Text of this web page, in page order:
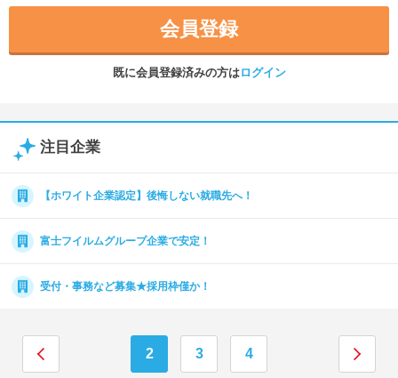
会員登録
既に会員登録済みの方はログイン
注目企業
【ホワイト企業認定】後悔しない就職先へ！
富士フイルムグループ企業で安定！
受付・事務など募集★採用枠僅か！
2 3 4